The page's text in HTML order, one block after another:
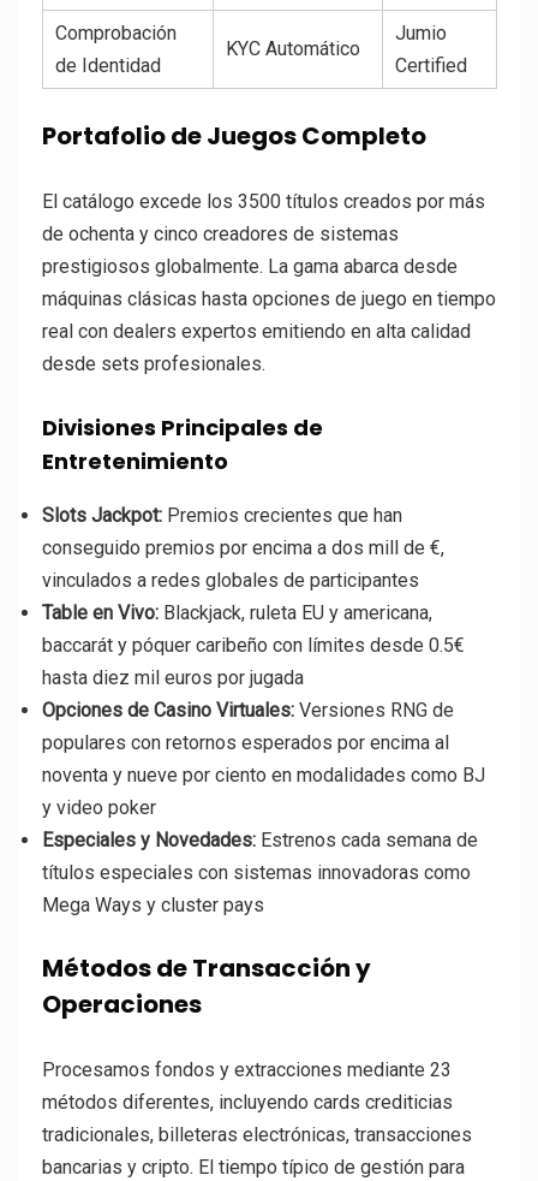
Comprobación
de Identidad
KYC Automático
Jumio
Certified
Portafolio de Juegos Completo
El catálogo excede los 3500 títulos creados por más
de ochenta y cinco creadores de sistemas
prestigiosos globalmente. La gama abarca desde
máquinas clásicas hasta opciones de juego en tiempo
real con dealers expertos emitiendo en alta calidad
desde sets profesionales.
Divisiones Principales de
Entretenimiento
Slots Jackpot: Premios crecientes que han
conseguido premios por encima a dos mill de €,
vinculados a redes globales de participantes
Table en Vivo: Blackjack, ruleta EU y americana,
baccarát y póquer caribeño con límites desde 0.5€
hasta diez mil euros por jugada
Opciones de Casino Virtuales: Versiones RNG de
populares con retornos esperados por encima al
noventa y nueve por ciento en modalidades como BJ
y video poker
Especiales y Novedades: Estrenos cada semana de
títulos especiales con sistemas innovadoras como
Mega Ways y cluster pays
Métodos de Transacción y
Operaciones
Procesamos fondos y extracciones mediante 23
métodos diferentes, incluyendo cards crediticias
tradicionales, billeteras electrónicas, transacciones
bancarias y cripto. El tiempo típico de gestión para